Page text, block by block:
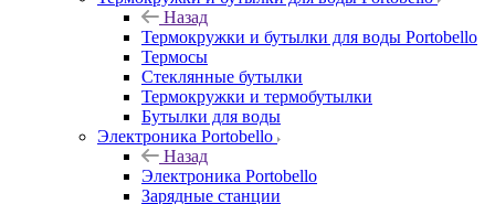
Назад
Термокружки и бутылки для воды Portobello
Термосы
Стеклянные бутылки
Термокружки и термобутылки
Бутылки для воды
Электроника Portobello
Назад
Электроника Portobello
Зарядные станции